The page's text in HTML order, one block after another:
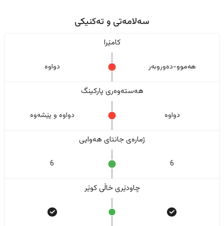
سەلامەتی و تەکنیکی
کامێرا
هەموو-دەوروبەر دواوە
هەستەوەری پارکینگ
دواوە دواوە و پێشەوە
ژمارەی جانتای هەوایی
6
6
چاودێری خاڵی کوێر